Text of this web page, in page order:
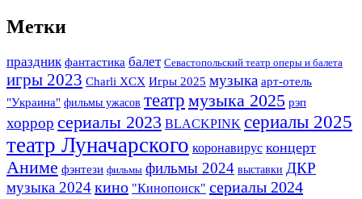
Метки
праздник фантастика балет Севастопольский театр оперы и балета
игры 2023 Charli XCX Игры 2025 музыка арт-отель
"Украина" фильмы ужасов театр музыка 2025 рэп
хоррор сериалы 2023 BLACKPINK сериалы 2025
театр Луначарского коронавирус концерт
Аниме фэнтези фильмы фильмы 2024 выставки ДКР
музыка 2024кино "Кинопоиск" сериалы 2024